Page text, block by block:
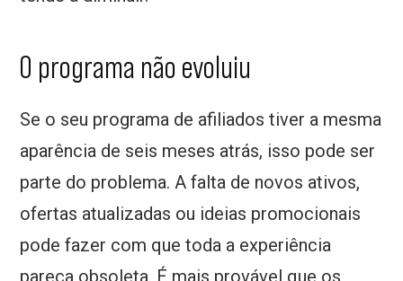
O programa não evoluiu
Se o seu programa de afiliados tiver a mesma
aparência de seis meses atrás, isso pode ser
parte do problema. A falta de novos ativos,
ofertas atualizadas ou ideias promocionais
pode fazer com que toda a experiência
pareça obsoleta. É mais provável que os